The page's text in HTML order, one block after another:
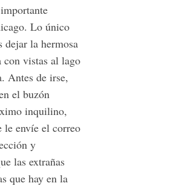
Lo único
dejar la hermosa
vistas al lago
Antes de irse,
el buzón
inquilino,
le envíe el correo
y
las extrañas
que hay en la